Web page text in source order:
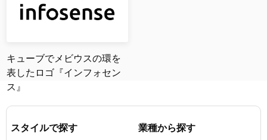
キューブでメビウスの環を
表したロゴ『インフォセン
ス』
スタイルで探す 業種から探す